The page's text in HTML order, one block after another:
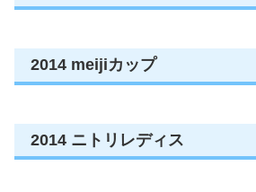
2014 meijiカップ
2014 ニトリレディス